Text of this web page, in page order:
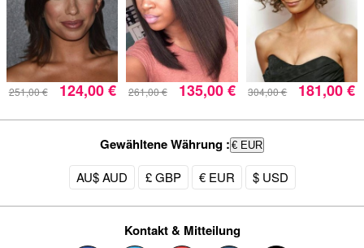
251,00 € 124,00 € 261,00 € 135,00 € 304,00 € 181,00 €
Gewähltene Währung : € EUR
AU$ AUD £ GBP € EUR $ USD
Kontakt & Mitteilung